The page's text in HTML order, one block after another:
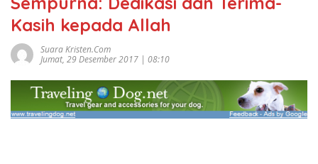
Kasih kepada Allah
Suara Kristen.com
Jumat, 29 Desember 2017 | 08:10